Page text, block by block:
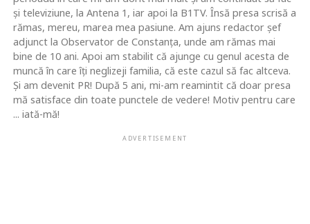
şi televiziune, la Antena 1, iar apoi la B1TV. Însă presa scrisă a
rămas, mereu, marea mea pasiune. Am ajuns redactor şef
adjunct la Observator de Constanţa, unde am rămas mai
bine de 10 ani. Apoi am stabilit că ajunge cu genul acesta de
muncă în care îţi neglizeji familia, că este cazul să fac altceva.
Şi am devenit PR! După 5 ani, mi-am reamintit că doar presa
mă satisface din toate punctele de vedere! Motiv pentru care
... iată-mă!
ADVERTISEMENT